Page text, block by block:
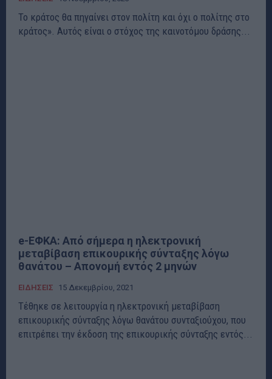
Το κράτος θα πηγαίνει στον πολίτη και όχι ο πολίτης στο
κράτος». Αυτός είναι ο στόχος της καινοτόμου δράσης...
e-ΕΦΚΑ: Από σήμερα η ηλεκτρονική
μεταβίβαση επικουρικής σύνταξης λόγω
θανάτου – Απονομή εντός 2 μηνών
ΕΙΔΗΣΕΙΣ 15 Δεκεμβρίου, 2021
Τέθηκε σε λειτουργία η ηλεκτρονική μεταβίβαση
επικουρικής σύνταξης λόγω θανάτου συνταξιούχου, που
επιτρέπει την έκδοση της επικουρικής σύνταξης εντός...